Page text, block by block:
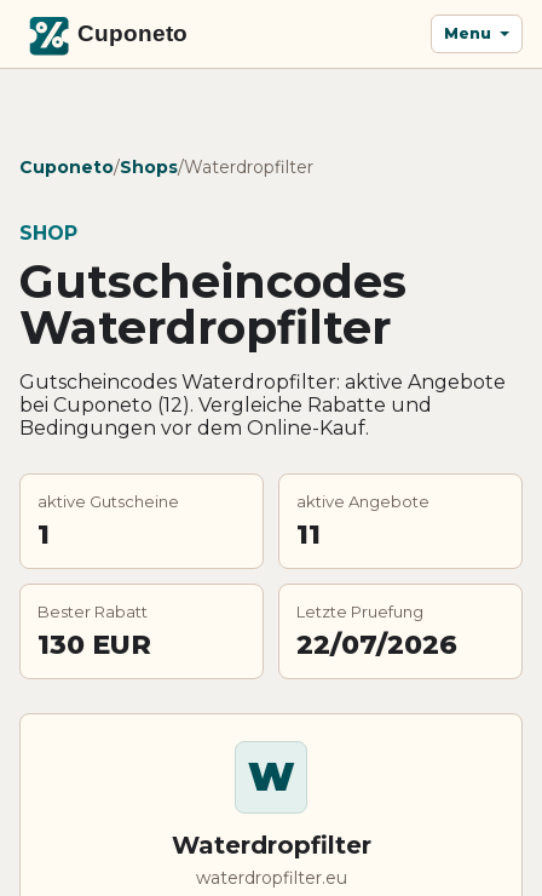
Menu
Cuponeto/Shops/Waterdropfilter
SHOP
Gutscheincodes
Waterdropfilter
Gutscheincodes Waterdropfilter: aktive Angebote
bei Cuponeto (12). Vergleiche Rabatte und
Bedingungen vor dem Online-Kauf.
aktive Gutscheine
1
aktive Angebote
11
Bester Rabatt
130 EUR
Letzte Pruefung
22/07/2026
W
Waterdropfilter
waterdropfilter.eu